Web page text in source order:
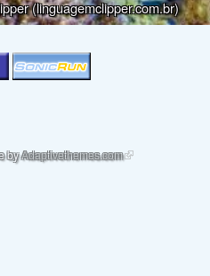
(linguagemclipper.com.br)
byAdaptivethemes.com(link is external)